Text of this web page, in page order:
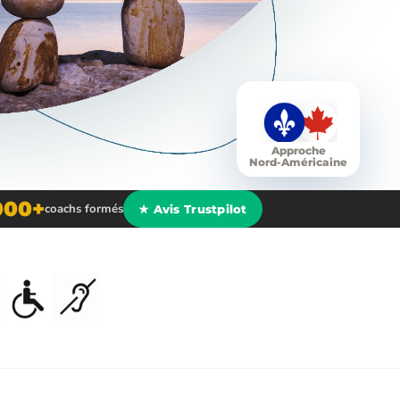
Approche
Nord-Américaine
coachs formés ★ Avis Trustpilot